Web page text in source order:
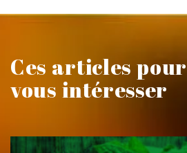
Ces articles
vous intéresser